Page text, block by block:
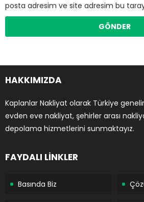
posta adresim ve site adresim bu
HAKKIMIZDA
Kaplanlar Nakliyat olarak Türkiye
evden eve nakliyat, şehirler arası
depolama hizmetlerini sunmaktayız.
FAYDALI LİNKLER
Basında Biz